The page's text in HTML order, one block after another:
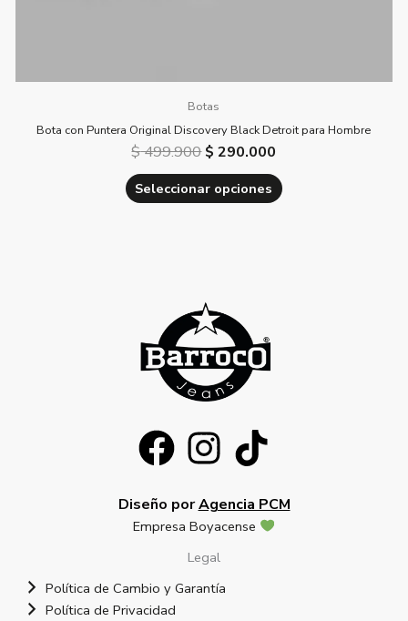
Botas
Bota con Puntera Original Discovery Black Detroit para Hombre
$499.900$ 290.000
Seleccionar opciones
Diseño porAgencia PCM
Empresa Boyacense
Legal
Política de Cambio y Garantía
Política de Privacidad